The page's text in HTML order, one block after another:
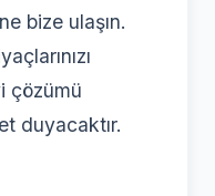
bize ulaşın.
çözümü
duyacaktır.